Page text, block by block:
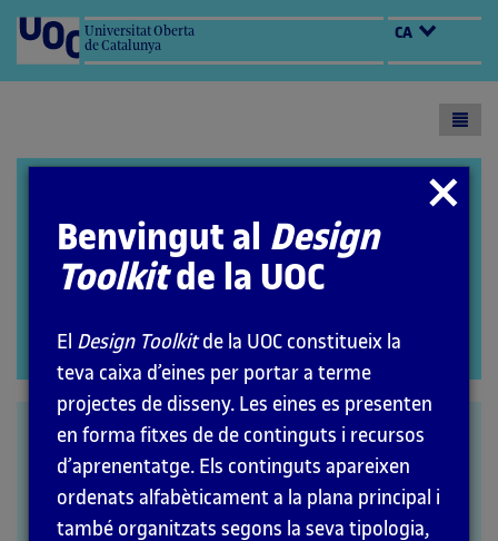
Universitat Oberta
de Catalunya
CA
Tree testing
Tancar
modal
Benvingut al Design
Toolkitde la UOC
El Design Toolkitde la UOC constitueix la
teva caixa d’eines per portar a terme
projectes de disseny. Les eines es presenten
en forma fitxes de de continguts i recursos
d’aprenentatge. Els continguts apareixen
ordenats alfabèticament a la plana principal i
també organitzats segons la seva tipologia,